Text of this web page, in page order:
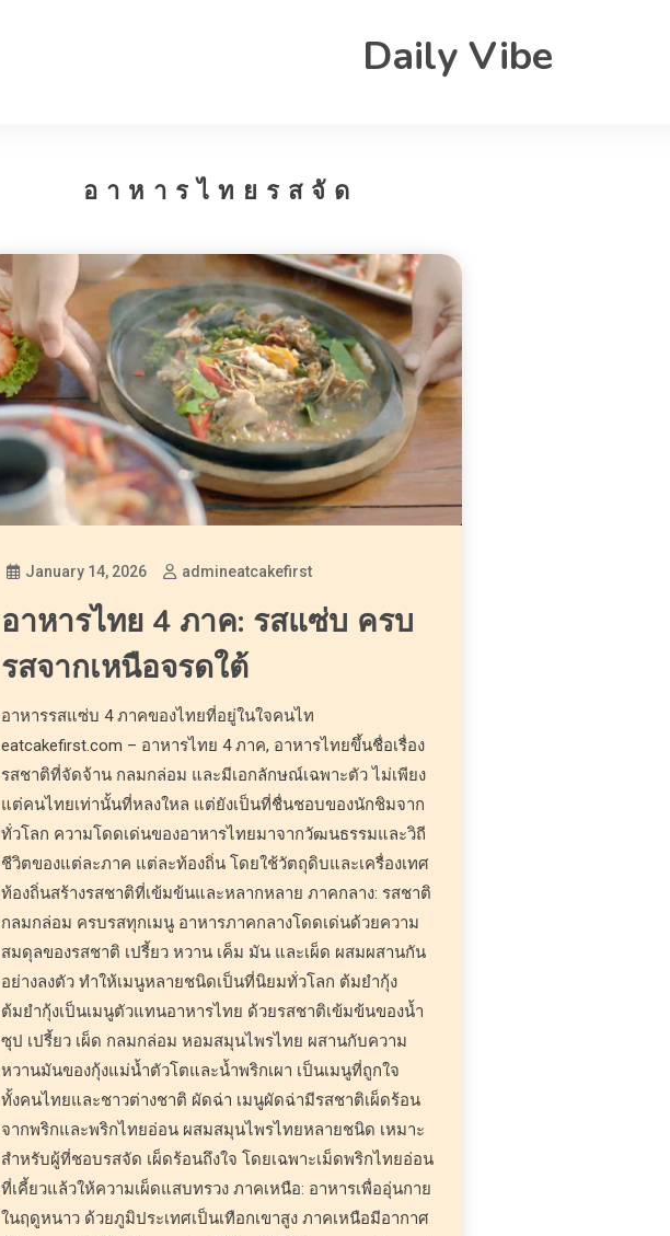
Daily Vibe
อาหารไทยรสจัด
January 14, 2026 admineatcakefirst
อาหารไทย 4 ภาค: รสแซ่บ ครบ
รสจากเหนือจรดใต้
อาหารรสแซ่บ 4 ภาคของไทยที่อยู่ในใจคนไท
eatcakefirst.com – อาหารไทย 4 ภาค, อาหารไทยขึ้นชื่อเรื่อง
รสชาติที่จัดจ้าน กลมกล่อม และมีเอกลักษณ์เฉพาะตัว ไม่เพียง
แต่คนไทยเท่านั้นที่หลงใหล แต่ยังเป็นที่ชื่นชอบของนักชิมจาก
ทั่วโลก ความโดดเด่นของอาหารไทยมาจากวัฒนธรรมและวิถี
ชีวิตของแต่ละภาค แต่ละท้องถิ่น โดยใช้วัตถุดิบและเครื่องเทศ
ท้องถิ่นสร้างรสชาติที่เข้มข้นและหลากหลาย ภาคกลาง: รสชาติ
กลมกล่อม ครบรสทุกเมนู อาหารภาคกลางโดดเด่นด้วยความ
สมดุลของรสชาติ เปรี้ยว หวาน เค็ม มัน และเผ็ด ผสมผสานกัน
อย่างลงตัว ทำให้เมนูหลายชนิดเป็นที่นิยมทั่วโลก ต้มยำกุ้ง
ต้มยำกุ้งเป็นเมนูตัวแทนอาหารไทย ด้วยรสชาติเข้มข้นของน้ำ
ซุป เปรี้ยว เผ็ด กลมกล่อม หอมสมุนไพรไทย ผสานกับความ
หวานมันของกุ้งแม่น้ำตัวโตและน้ำพริกเผา เป็นเมนูที่ถูกใจ
ทั้งคนไทยและชาวต่างชาติ ผัดฉ่า เมนูผัดฉ่ามีรสชาติเผ็ดร้อน
จากพริกและพริกไทยอ่อน ผสมสมุนไพรไทยหลายชนิด เหมาะ
สำหรับผู้ที่ชอบรสจัด เผ็ดร้อนถึงใจ โดยเฉพาะเม็ดพริกไทยอ่อน
ที่เคี้ยวแล้วให้ความเผ็ดแสบทรวง ภาคเหนือ: อาหารเพื่ออุ่นกาย
ในฤดูหนาว ด้วยภูมิประเทศเป็นเทือกเขาสูง ภาคเหนือมีอากาศ